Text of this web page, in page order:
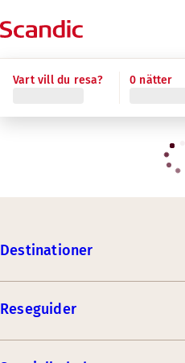
Vart vill du resa? 0 nätter
Destinationer
Reseguider